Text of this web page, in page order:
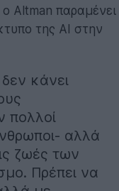
Altman παραμένει
της AI στην
κάνει
πολλοί
αλλά
ζωές των
Πρέπει να